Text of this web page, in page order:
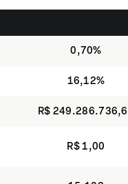
0,70%
16,12%
R$
R$ 1,00